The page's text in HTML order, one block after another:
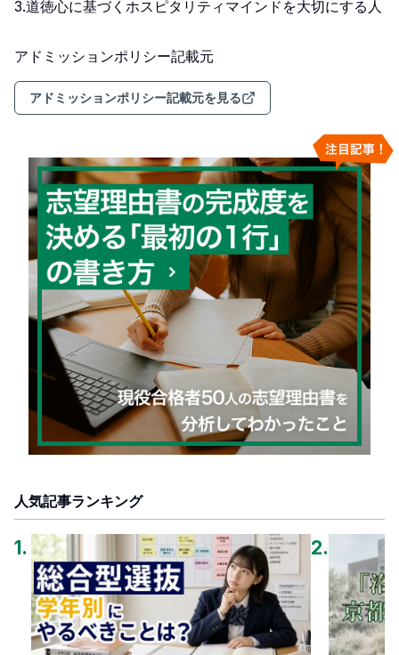
3.道徳心に基づくホスピタリティマインドを大切にする人
アドミッションポリシー記載元
アドミッションポリシー記載元を見る
人気記事ランキング
1 . 2.